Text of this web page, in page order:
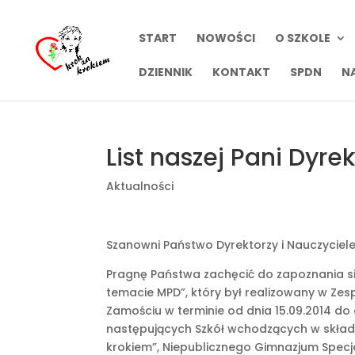
START NOWOŚCI O SZKOLE
DZIENNIK KONTAKT SPDN
List naszej Pani
Aktualności
Szanowni Państwo Dyrektorzy i
Pragnę Państwa zachęcić do zapoznania
temacie MPD”, który był realizowany w
Zamościu w terminie od dnia 15.09.2014
następujących Szkół wchodzących w
krokiem”, Niepublicznego Gimnazjum